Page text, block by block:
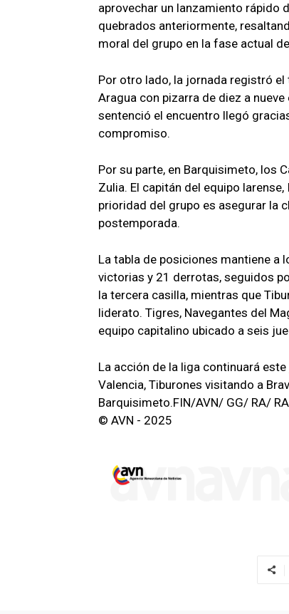
aprovechar un lanzamiento rápido
quebrados anteriormente,
moral del grupo en la fase actual
Por otro lado, la jornada registró
Aragua con pizarra de diez a
sentenció el encuentro llegó
compromiso.
Por su parte, en Barquisimeto, los
Zulia. El capitán del equipo
prioridad del grupo es asegurar la
postemporada.
La tabla de posiciones mantiene a
victorias y 21 derrotas, seguidos
la tercera casilla, mientras que
liderato. Tigres, Navegantes del
equipo capitalino ubicado a seis
La acción de la liga continuará
Valencia, Tiburones visitando a
Barquisimeto.FIN/AVN/ GG/ RA/
© AVN - 2025